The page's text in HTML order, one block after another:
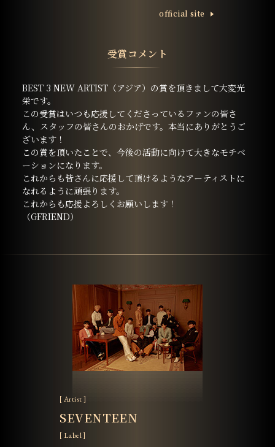
ofﬁcial site
受賞コメント
BEST 3 NEW ARTIST（アジア）の賞を頂きまして大変光
栄です。
この受賞はいつも応援してくださっているファンの皆さ
ん、スタッフの皆さんのおかげです。本当にありがとうご
ざいます！
この賞を頂いたことで、今後の活動に向けて大きなモチベ
ーションになります。
これからも皆さんに応援して頂けるようなアーティストに
なれるように頑張ります。
これからも応援よろしくお願いします！
（GFRIEND）
[ Artist ]
SEVENTEEN
[ Label ]